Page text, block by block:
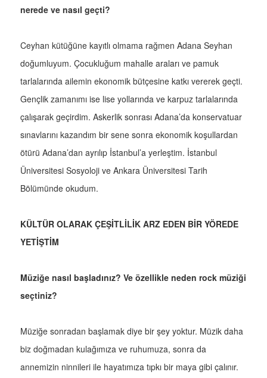
nerede ve nasıl geçti?
Ceyhan kütüğüne kayıtlı olmama rağmen Adana Seyhan
doğumluyum. Çocukluğum mahalle araları ve pamuk
tarlalarında ailemin ekonomik bütçesine katkı vererek geçti.
Gençlik zamanımı ise lise yollarında ve karpuz tarlalarında
çalışarak geçirdim. Askerlik sonrası Adana’da konservatuar
sınavlarını kazandım bir sene sonra ekonomik koşullardan
ötürü Adana’dan ayrılıp İstanbul’a yerleştim. İstanbul
Üniversitesi Sosyoloji ve Ankara Üniversitesi Tarih
Bölümünde okudum.
KÜLTÜR OLARAK ÇEŞİTLİLİK ARZ EDEN BİR YÖREDE
YETİŞTİM
Müziğe nasıl başladınız? Ve özellikle neden rock müziği
seçtiniz?
Müziğe sonradan başlamak diye bir şey yoktur. Müzik daha
biz doğmadan kulağımıza ve ruhumuza, sonra da
annemizin ninnileri ile hayatımıza tıpkı bir maya gibi çalınır.